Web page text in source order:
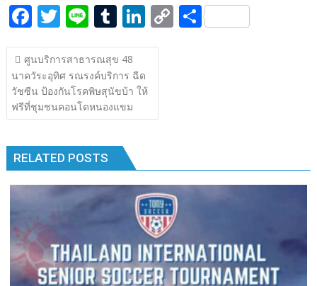
b
o
o
k
er bl
r
e
dI
y e
F
ac
e
b
o
o
k
T
w
itt
er
Li
n
e
T
u
m
bl
r
Li
n
e
n
C S
แนะแนว
เรื่อง
ศูนบริการสาธารณสุข 48
นาควัระอุทิศ รณรงค์บริการ ฉีด
วัชซีน ป้องกันโรคพิษสุนัขบ้า ให้
ฟรีที่ชุมชนคอนโดหนองแขม
RELATED POSTS